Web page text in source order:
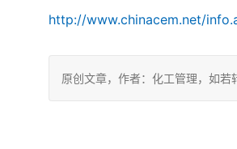
http://www.chinacem.net/
原创文章，作者：化工管理，如